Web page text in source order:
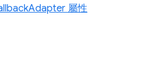
屬性